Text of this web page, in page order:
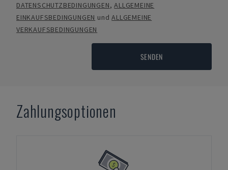
DATENSCHUTZBEDINGUNGEN,ALLGEMEINE
EINKAUFSBEDINGUNGEN undALLGEMEINE
VERKAUFSBEDINGUNGEN
SENDEN
Zahlungsoptionen